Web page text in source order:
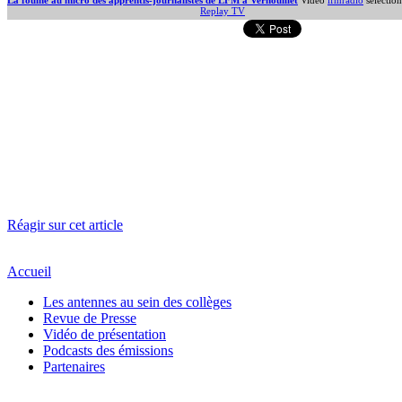
Replay TV
Réagir sur cet article
Accueil
Les antennes au sein des collèges
Revue de Presse
Vidéo de présentation
Podcasts des émissions
Partenaires